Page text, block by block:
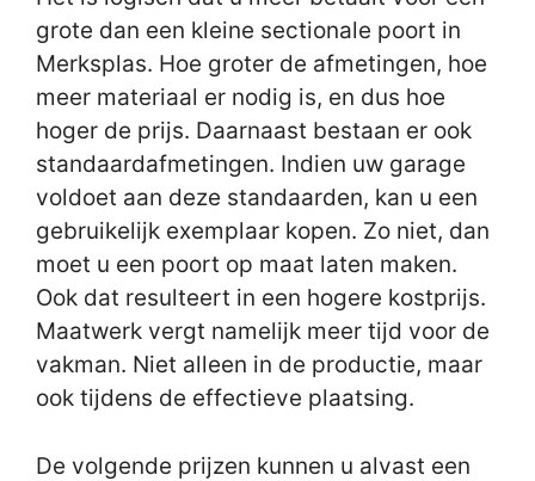
grote dan een kleine sectionale poort in
Merksplas. Hoe groter de afmetingen, hoe
meer materiaal er nodig is, en dus hoe
hoger de prijs. Daarnaast bestaan er ook
standaardafmetingen. Indien uw garage
voldoet aan deze standaarden, kan u een
gebruikelijk exemplaar kopen. Zo niet, dan
moet u een poort op maat laten maken.
Ook dat resulteert in een hogere kostprijs.
Maatwerk vergt namelijk meer tijd voor de
vakman. Niet alleen in de productie, maar
ook tijdens de effectieve plaatsing.
De volgende prijzen kunnen u alvast een